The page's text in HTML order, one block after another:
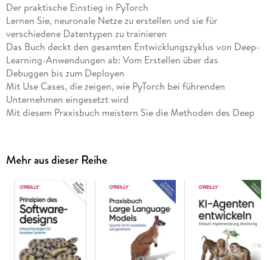
Der praktische Einstieg in PyTorch
Lernen Sie, neuronale Netze zu erstellen und sie für
verschiedene Datentypen zu trainieren
Das Buch deckt den gesamten Entwicklungszyklus von Deep-
Learning-Anwendungen ab: Vom Erstellen über das
Debuggen bis zum Deployen
Mit Use Cases, die zeigen, wie PyTorch bei führenden
Unternehmen eingesetzt wird
Mit diesem Praxisbuch meistern Sie die Methoden des Deep
dem populären Python-Framework von Facebook, vertraut,
und lernen Sie Schlüsselkonzepte und neueste Techniken
kennen, um eigene neuronale Netze zu entwickeln.
Ian Pointer zeigt Ihnen zunächst, wie Sie PyTorch in einer
Cloud-basierten Umgebung einrichten. Er führt Sie dann
durch die einzelnen Schritte der Entwicklung von neuronalen
Architekturen, um typische Anwendungen für Bilder, Ton,
Text und andere Datenformate zu erstellen. Er erläutert auch
das innovative Konzept des Transfer Learning und das
Mehr aus dieser Reihe